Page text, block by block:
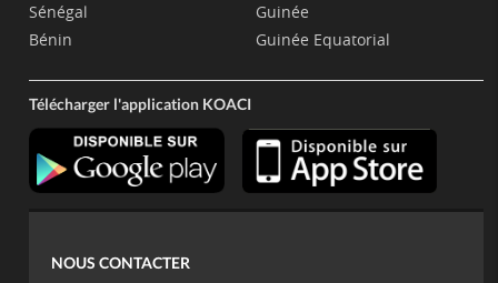
Sénégal
Bénin
Guinée
Guinée Equatorial
Télécharger l'application KOACI
NOUS CONTACTER